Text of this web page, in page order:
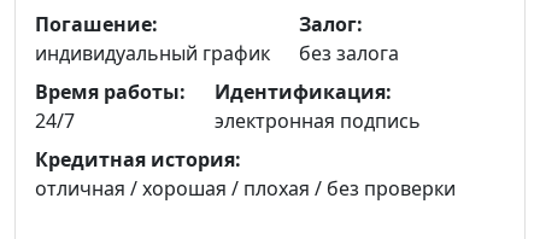
Погашение:
индивидуальный график
Залог:
без залога
Время работы:
24/7
Идентификация:
электронная подпись
Кредитная история:
отличная / хорошая / плохая / без проверки